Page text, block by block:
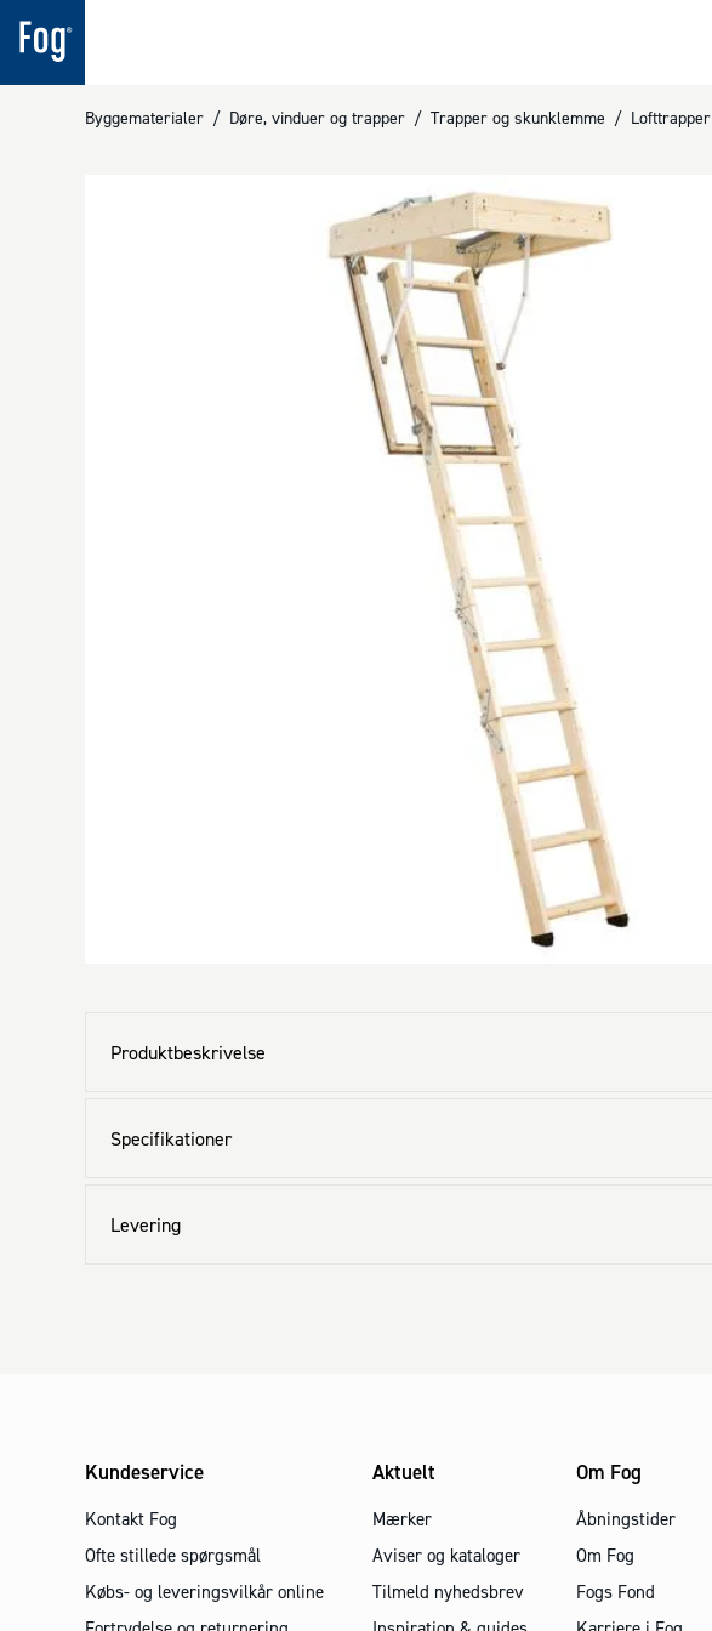
Byggematerialer / Døre, vinduer og trapper / Trapper og skunklemme / Lofttrapper
Produktbeskrivelse
Specifikationer
Levering
Kundeservice
Kontakt Fog
Ofte stillede spørgsmål
Købs- og leveringsvilkår online
Aktuelt
Mærker
Aviser og kataloger
Tilmeld nyhedsbrev
Om Fog
Åbningstider
Om Fog
Fogs Fond